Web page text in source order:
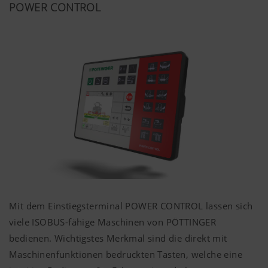
Marketing
Wir möchten Ihnen relevante Inhalte auf unserer
verwenden wir Web-Technologien (auch
Cookies) von einigen Partnerunternehmen.
Dadurch werden die dargestellten Inhalte auf Ihr
Nutzungsverhalten zugeschnitten und angezeigt.
Zweck des Cookies
POWER CONTROL
Mit dem Einstiegsterminal POWER CONTROL lassen sich
viele ISOBUS-fähige Maschinen von PÖTTINGER
bedienen. Wichtigstes Merkmal sind die direkt mit
Maschinenfunktionen bedruckten Tasten, welche eine